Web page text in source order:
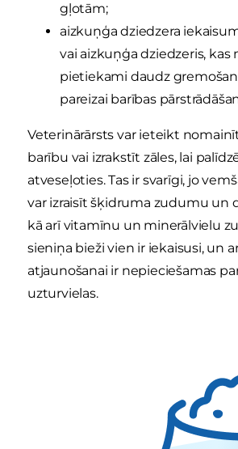
gļotām;
aizkuņģa dziedzera
vai aizkuņģa dziedzeris, kas
pietiekami daudz
pareizai barības
Veterinārārsts var ieteikt
barību vai izrakstīt zāles, lai
atveseļoties. Tas ir svarīgi, jo
var izraisīt šķidruma zudumu un
kā arī vitamīnu un minerālvielu
sieniņa bieži vien ir iekaisusi, un
atjaunošanai ir nepieciešamas
uzturvielas.